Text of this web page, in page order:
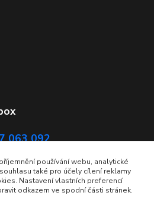
063 092
používání webu, analytické
také pro účely cílení reklamy
Nastavení vlastních preferencí
odkazem ve spodní části stránek.